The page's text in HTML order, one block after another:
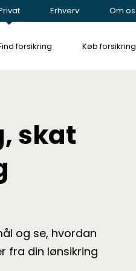
Erhverv Om os
forsikring Køb forsikring
skat
og se, hvordan
fra din lønsikring